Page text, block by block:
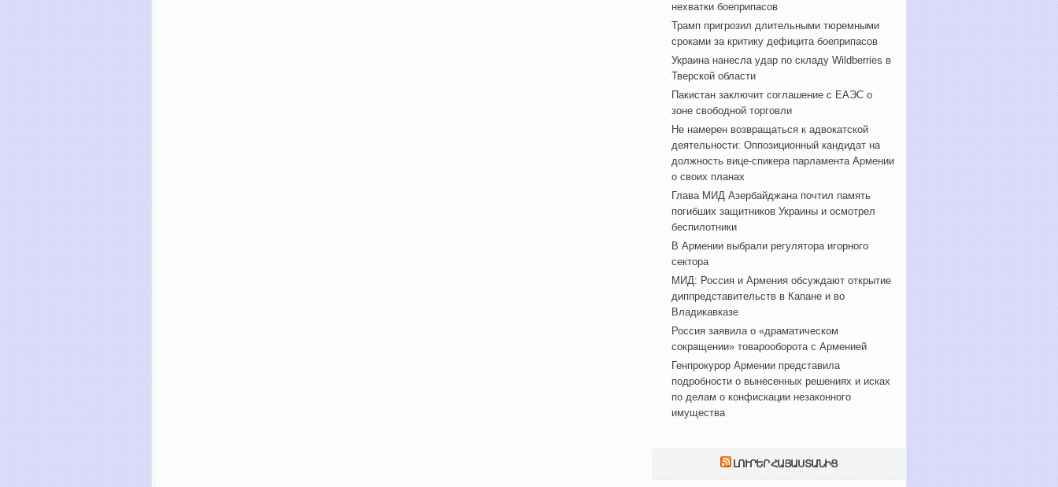
нехватки боеприпасов
Трамп пригрозил длительными тюремными
сроками за критику дефицита боеприпасов
Украина нанесла удар по складу Wildberries в
Тверской области
Пакистан заключит соглашение с ЕАЭС о
зоне свободной торговли
Не намерен возвращаться к адвокатской
деятельности: Оппозиционный кандидат на
должность вице-спикера парламента Армении
о своих планах
Глава МИД Азербайджана почтил память
погибших защитников Украины и осмотрел
беспилотники
В Армении выбрали регулятора игорного
сектора
МИД: Россия и Армения обсуждают открытие
диппредставительств в Капане и во
Владикавказе
Россия заявила о «драматическом
сокращении» товарооборота с Арменией
Генпрокурор Армении представила
подробности о вынесенных решениях и исках
по делам о конфискации незаконного
имущества
ԼՈՒՐԵՐ ՀԱՅԱՍՏԱՆԻՑ